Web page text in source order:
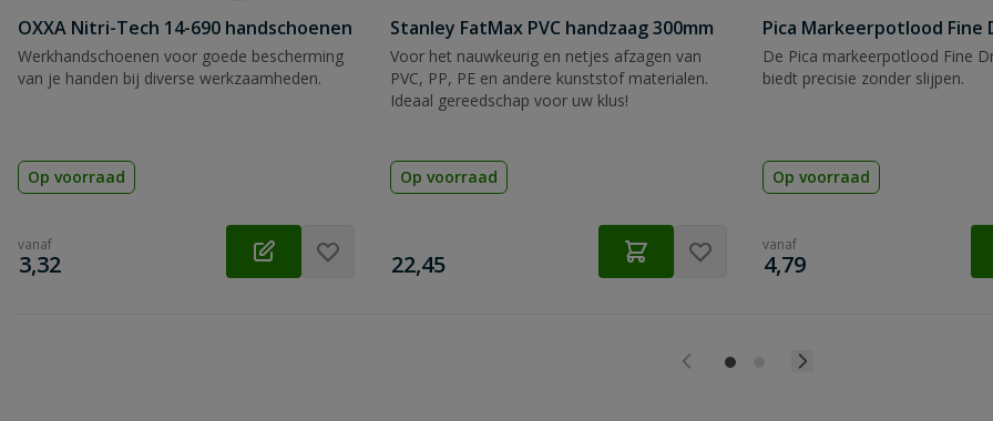
OXXA Nitri-Tech 14-690 handschoenen
Werkhandschoenen voor goede bescherming
van je handen bij diverse werkzaamheden.
Op voorraad
vanaf
€
3,32
Stanley FatMax PVC handzaag 300mm
Voor het nauwkeurig en netjes afzagen van
PVC, PP, PE en andere kunststof materialen.
Ideaal gereedschap voor uw klus!
Op voorraad
€
22,45
Pica Markeerpotlood Fine
De Pica markeerpotlood Fine
biedt precisie zonder slijpen.
Op voorraad
vanaf
€
4,79